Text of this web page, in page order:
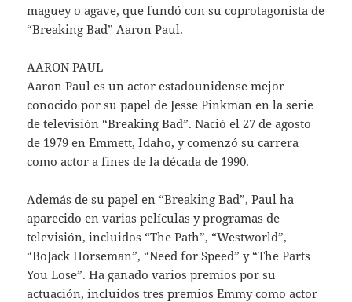
maguey o agave, que fundó con su coprotagonista de
“Breaking Bad” Aaron Paul.
AARON PAUL
Aaron Paul es un actor estadounidense mejor
conocido por su papel de Jesse Pinkman en la serie
de televisión “Breaking Bad”. Nació el 27 de agosto
de 1979 en Emmett, Idaho, y comenzó su carrera
como actor a fines de la década de 1990.
Además de su papel en “Breaking Bad”, Paul ha
aparecido en varias películas y programas de
televisión, incluidos “The Path”, “Westworld”,
“BoJack Horseman”, “Need for Speed” y “The Parts
You Lose”. Ha ganado varios premios por su
actuación, incluidos tres premios Emmy como actor